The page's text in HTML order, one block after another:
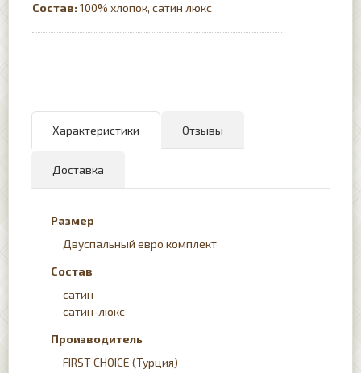
Состав: 100% хлопок, сатин люкс
Характеристики Отзывы
Доставка
Размер
Двуспальный евро комплект
Состав
сатин
сатин-люкс
Производитель
FIRST CHOICE (Турция)